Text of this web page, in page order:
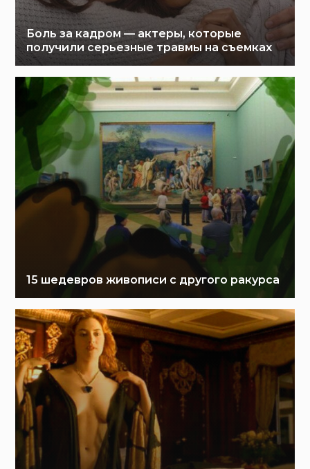
Боль за кадром — актеры, которые
получили серьезные травмы на съемках
15 шедевров живописи с другого ракурса